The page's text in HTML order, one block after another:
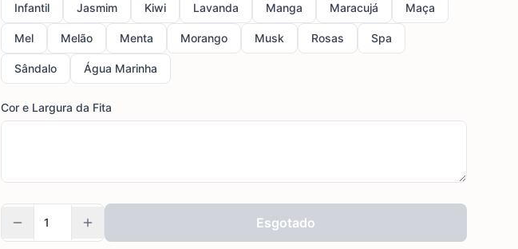
Infantil Jasmim Kiwi Lavanda Manga Maracujá Maça
Mel Melão Menta Morango Musk Rosas Spa
Sândalo Água Marinha
Cor e Largura da Fita
Esgotado